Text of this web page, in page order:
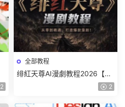
2
全部教程
绯紅天尊AI漫劇教程2026【畫
2